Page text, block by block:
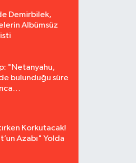
Demirbilek,
Albümsüz
"Netanyahu,
bulunduğu süre
Korkutacak!
Azabı" Yolda